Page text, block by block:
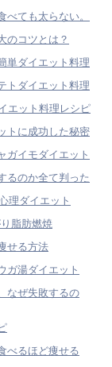
ても太らない。
のコツとは？
単ダイエット料理
トダイエット料理
エット料理レシピ
トに成功した秘密
ガイモダイエット
るのか全て判った
理ダイエット
脂肪燃焼
せる方法
ガ湯ダイエット
なぜ失敗するの
べるほど痩せる